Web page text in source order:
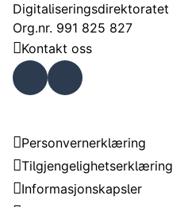
Digitaliseringsdirektoratet
Org.nr. 991 825 827
Kontakt oss
Faceb
Personvernerklæring
Tilgjengelighetserklæring
Informasjonskapsler